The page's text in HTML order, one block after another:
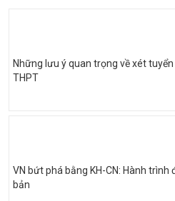
Những lưu ý quan trọng về xét
THPT
VN bứt phá bằng KH-CN: Hành
bản